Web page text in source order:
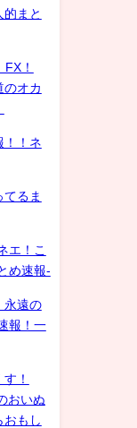
まと
！
オカ
！！ネ
るま
エ！こ
め速報-
遠の
報！一
！
おいぬ
もし